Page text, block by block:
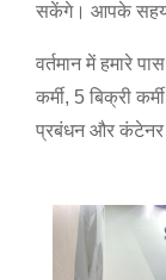
सकेंगे। आपके
वर्तमान में हमारे
कर्मी, 5 बिक्री
प्रबंधन और कंटेनर